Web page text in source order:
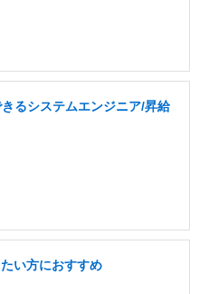
るシステムエンジニア/昇給
い方におすすめ